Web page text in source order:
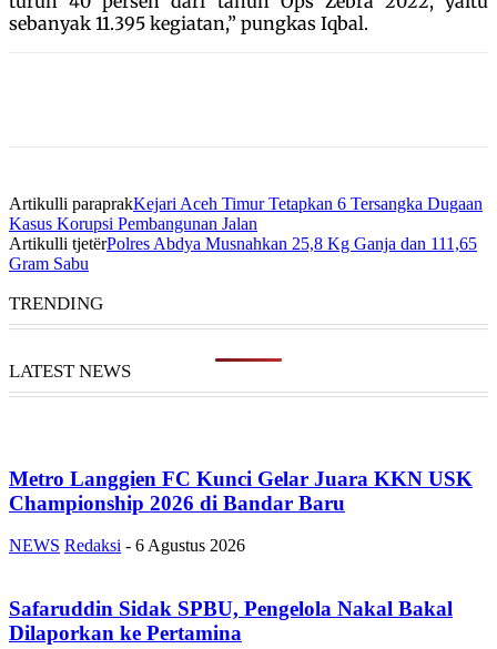
sebanyak 11.395 kegiatan,” pungkas Iqbal.
Artikulli paraprakKejari Aceh Timur Tetapkan 6 Tersangka Dugaan
Kasus Korupsi Pembangunan Jalan
Artikulli tjetërPolres Abdya Musnahkan 25,8 Kg Ganja dan 111,65
Gram Sabu
TRENDING
LATEST NEWS
Metro Langgien FC Kunci Gelar Juara KKN USK
Championship 2026 di Bandar Baru
NEWS Redaksi - 6 Agustus 2026
Safaruddin Sidak SPBU, Pengelola Nakal Bakal
Dilaporkan ke Pertamina